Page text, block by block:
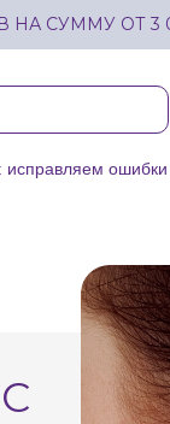
НА СУММУ ОТ 3
исправляем ошибки